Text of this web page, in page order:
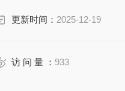
更新时间： 2025-12-19
访 问 量 ： 933